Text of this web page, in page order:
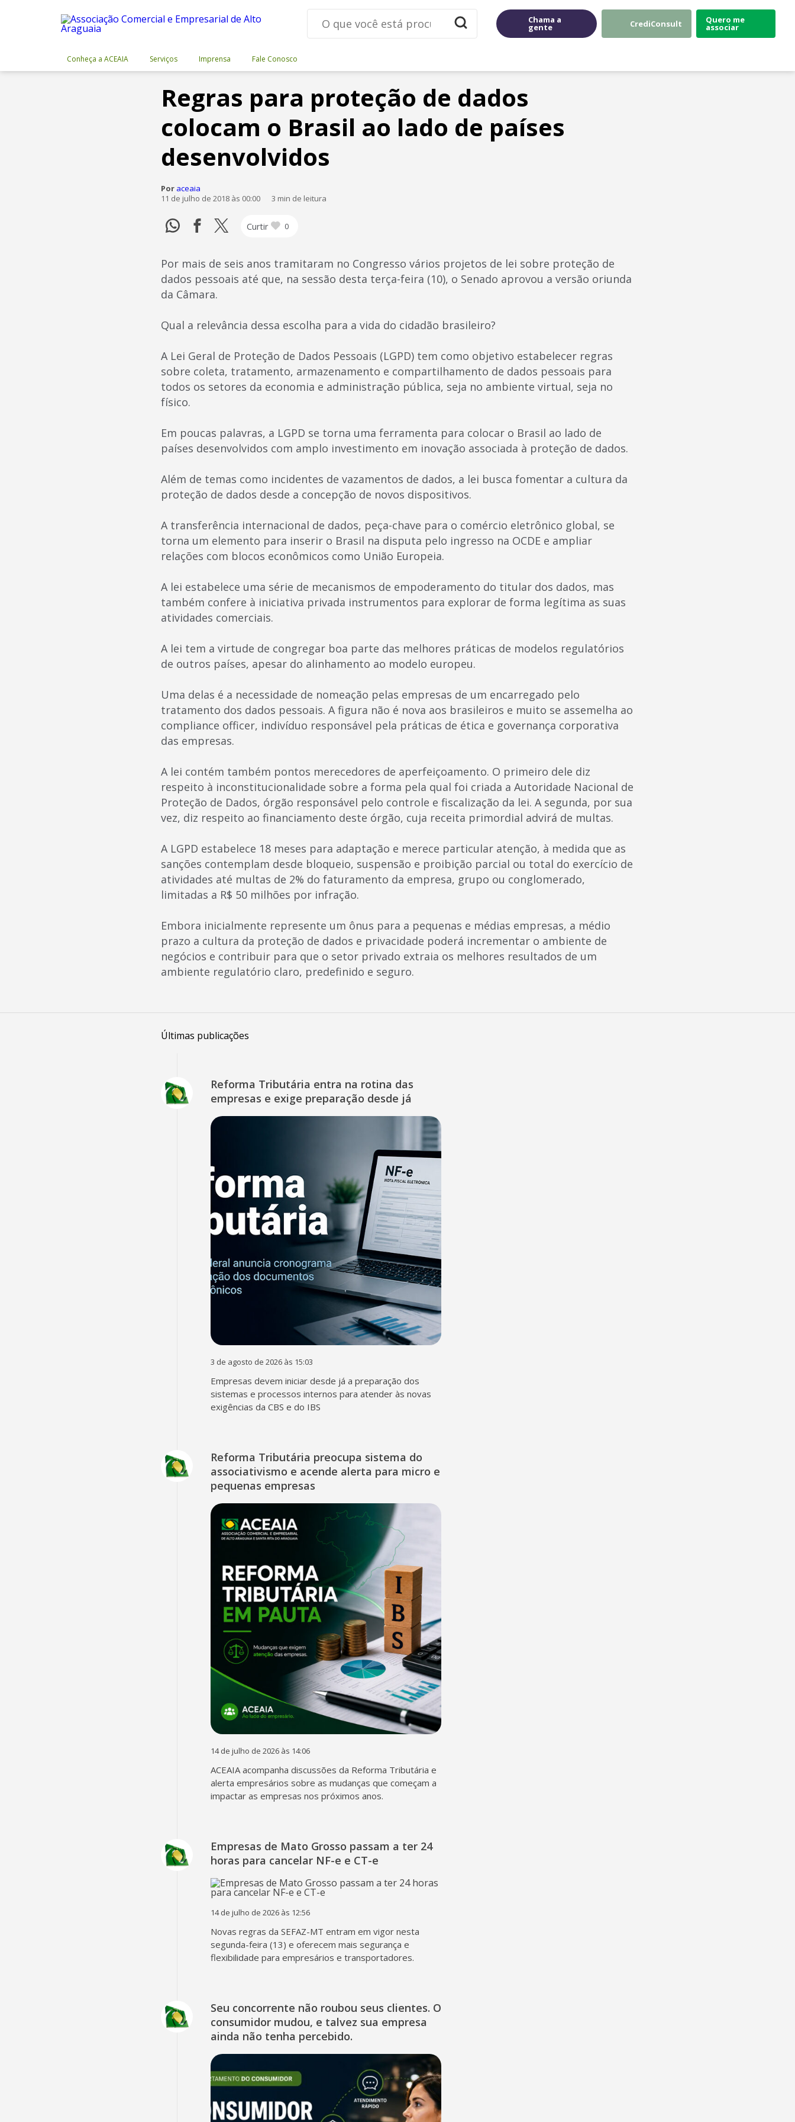
Chama a
gente CrediConsult Quero me
associar
Conheça a ACEAIA Serviços Imprensa Fale Conosco
Regras para proteção de dados
colocam o Brasil ao lado de países
desenvolvidos
Por aceaia
11 de julho de 2018 às 00:00
3 min de leitura
Curtir 0
Por mais de seis anos tramitaram no Congresso vários projetos de lei sobre proteção de
dados pessoais até que, na sessão desta terça-feira (10), o Senado aprovou a versão oriunda
da Câmara.
Qual a relevância dessa escolha para a vida do cidadão brasileiro?
A Lei Geral de Proteção de Dados Pessoais (LGPD) tem como objetivo estabelecer regras
sobre coleta, tratamento, armazenamento e compartilhamento de dados pessoais para
todos os setores da economia e administração pública, seja no ambiente virtual, seja no
físico.
Em poucas palavras, a LGPD se torna uma ferramenta para colocar o Brasil ao lado de
países desenvolvidos com amplo investimento em inovação associada à proteção de dados.
Além de temas como incidentes de vazamentos de dados, a lei busca fomentar a cultura da
proteção de dados desde a concepção de novos dispositivos.
A transferência internacional de dados, peça-chave para o comércio eletrônico global, se
torna um elemento para inserir o Brasil na disputa pelo ingresso na OCDE e ampliar
relações com blocos econômicos como União Europeia.
A lei estabelece uma série de mecanismos de empoderamento do titular dos dados, mas
também confere à iniciativa privada instrumentos para explorar de forma legítima as suas
atividades comerciais.
A lei tem a virtude de congregar boa parte das melhores práticas de modelos regulatórios
de outros países, apesar do alinhamento ao modelo europeu.
Uma delas é a necessidade de nomeação pelas empresas de um encarregado pelo
tratamento dos dados pessoais. A figura não é nova aos brasileiros e muito se assemelha ao
compliance officer, indivíduo responsável pela práticas de ética e governança corporativa
das empresas.
A lei contém também pontos merecedores de aperfeiçoamento. O primeiro dele diz
respeito à inconstitucionalidade sobre a forma pela qual foi criada a Autoridade Nacional de
Proteção de Dados, órgão responsável pelo controle e fiscalização da lei. A segunda, por sua
vez, diz respeito ao financiamento deste órgão, cuja receita primordial advirá de multas.
A LGPD estabelece 18 meses para adaptação e merece particular atenção, à medida que as
sanções contemplam desde bloqueio, suspensão e proibição parcial ou total do exercício de
atividades até multas de 2% do faturamento da empresa, grupo ou conglomerado,
limitadas a R$ 50 milhões por infração.
Embora inicialmente represente um ônus para a pequenas e médias empresas, a médio
prazo a cultura da proteção de dados e privacidade poderá incrementar o ambiente de
negócios e contribuir para que o setor privado extraia os melhores resultados de um
ambiente regulatório claro, predefinido e seguro.
Últimas publicações
Reforma Tributária entra na rotina das
empresas e exige preparação desde já
3 de agosto de 2026 às 15:03
Empresas devem iniciar desde já a preparação dos
sistemas e processos internos para atender às novas
exigências da CBS e do IBS
Reforma Tributária preocupa sistema do
associativismo e acende alerta para micro e
pequenas empresas
14 de julho de 2026 às 14:06
ACEAIA acompanha discussões da Reforma Tributária e
alerta empresários sobre as mudanças que começam a
impactar as empresas nos próximos anos.
Empresas de Mato Grosso passam a ter 24
horas para cancelar NF-e e CT-e
14 de julho de 2026 às 12:56
Novas regras da SEFAZ-MT entram em vigor nesta
segunda-feira (13) e oferecem mais segurança e
flexibilidade para empresários e transportadores.
Seu concorrente não roubou seus clientes. O
consumidor mudou, e talvez sua empresa
ainda não tenha percebido.